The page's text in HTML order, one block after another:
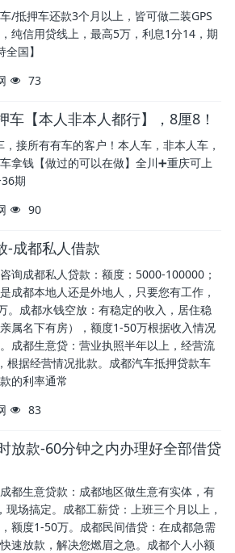
/抵押车还款3个月以上，皆可做二装GPS
纯信用贷线上，最高5万，利息1分14，期
国】
73
车【本人非本人都行】，8厘8！
，接所有有车的客户！本人车，非本人车，
拿钱【做过的可以在做】全川➕重庆可上
期
90
-成都私人借款
询成都私人贷款：额度：5000-100000；
成都本地人还是外地人，只要您有工作，
。成都水钱空放：有稳定的收入，居住稳
属名下有房），额度1-50万根据收入情况
成都生意贷：营业执照半年以上，经营流
根据经营情况批款。成都汽车抵押贷款车
的利率通常
83
放款-60分钟之内办理好全部借贷
都生意贷款：成都地区做生意有实体，有
场搞定。成都工薪贷：上班三个月以上，
额度1-50万。成都民间借贷：在成都急需
速放款，解决您燃眉之急。成都个人小额